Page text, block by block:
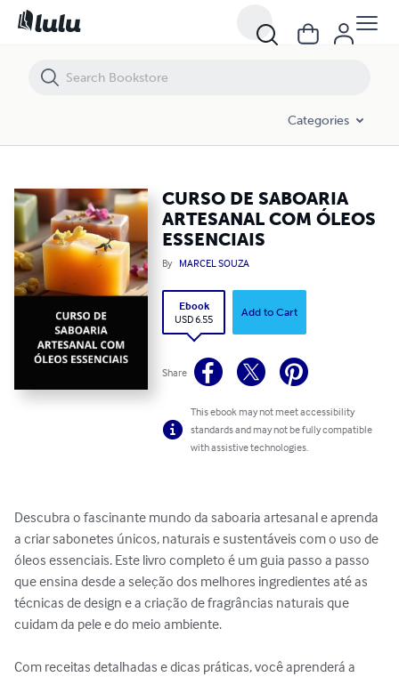
Categories
CURSO DE SABOARIA
ARTESANAL COM ÓLEOS
ESSENCIAIS
By MARCEL SOUZA
Ebook
USD 6.55
Add to Cart
Share
This ebook may not meet accessibility
standards and may not be fully compatible
with assistive technologies.
Descubra o fascinante mundo da saboaria artesanal e aprenda
a criar sabonetes únicos, naturais e sustentáveis com o uso de
óleos essenciais. Este livro completo é um guia passo a passo
que ensina desde a seleção dos melhores ingredientes até as
técnicas de design e a criação de fragrâncias naturais que
cuidam da pele e do meio ambiente.
Com receitas detalhadas e dicas práticas, você aprenderá a
CURSO DE SABOARIA ARTESANAL COM ÓLEOS ESSENCIAIS